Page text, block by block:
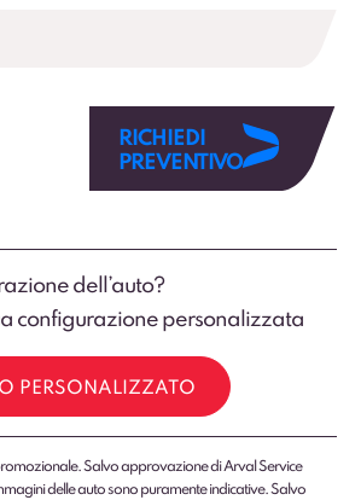
RICHIEDI
PREVENTIVO
dell’auto?
configurazione personalizzata
PERSONALIZZATO
Salvo approvazione di Arval Service
delle auto sono puramente indicative. Salvo